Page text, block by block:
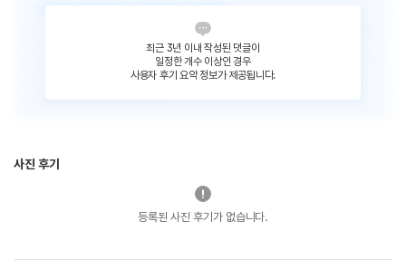
최근 3년 이내 작성된 댓글이
일정한 개수 이상인 경우
사용자 후기 요약 정보가 제공됩니다.
사진 후기
등록된 사진 후기가 없습니다.